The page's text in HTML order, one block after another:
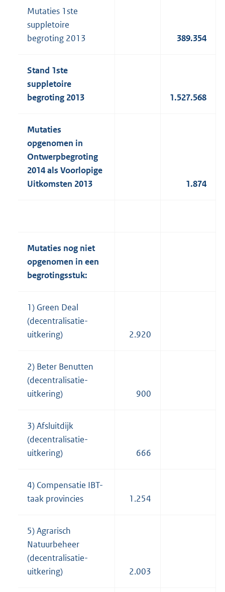
Mutaties 1ste
suppletoire
begroting 2013
389.354
Stand 1ste
suppletoire
begroting 2013
1.527.568
Mutaties
opgenomen in
Ontwerpbegroting
2014 als Voorlopige
Uitkomsten 2013
1.874
Mutaties nog niet
opgenomen in een
begrotingsstuk:
1) Green Deal
(decentralisatie-
uitkering)
2.920
2) Beter Benutten
(decentralisatie-
uitkering)
900
3) Afsluitdijk
(decentralisatie-
uitkering)
666
4) Compensatie IBT-
taak provincies
1.254
5) Agrarisch
Natuurbeheer
(decentralisatie-
uitkering)
2.003